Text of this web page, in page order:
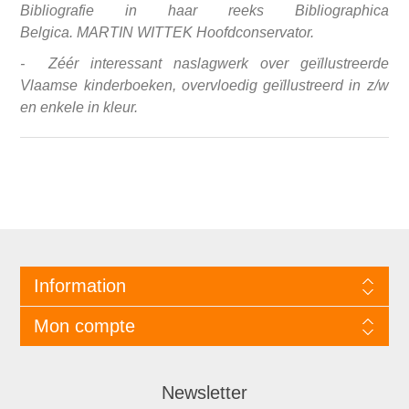
Bibliografie in haar reeks Bibliographica
Belgica.MARTIN WITTEK Hoofdconservator.
- Zéér interessant naslagwerk over geïllustreerde
Vlaamse kinderboeken, overvloedig geïllustreerd in z/w
en enkele in kleur.
Information
Mon compte
Newsletter